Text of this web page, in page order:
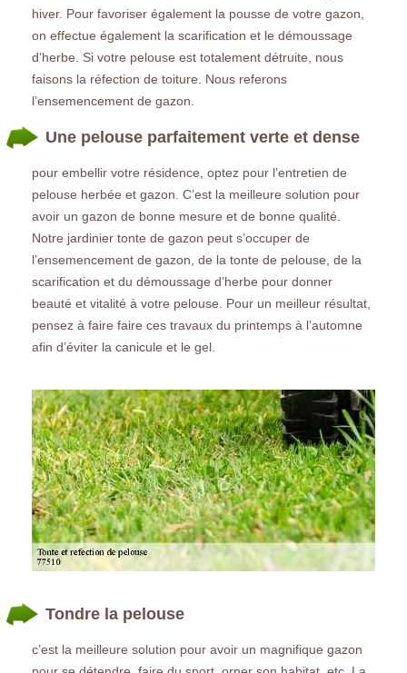
hiver. Pour favoriser également la pousse de votre gazon,
on effectue également la scarification et le démoussage
d’herbe. Si votre pelouse est totalement détruite, nous
faisons la réfection de toiture. Nous referons
l’ensemencement de gazon.
Une pelouse parfaitement verte et dense
pour embellir votre résidence, optez pour l’entretien de
pelouse herbée et gazon. C’est la meilleure solution pour
avoir un gazon de bonne mesure et de bonne qualité.
Notre jardinier tonte de gazon peut s’occuper de
l’ensemencement de gazon, de la tonte de pelouse, de la
scarification et du démoussage d’herbe pour donner
beauté et vitalité à votre pelouse. Pour un meilleur résultat,
pensez à faire faire ces travaux du printemps à l’automne
afin d’éviter la canicule et le gel.
Tondre la pelouse
c’est la meilleure solution pour avoir un magnifique gazon